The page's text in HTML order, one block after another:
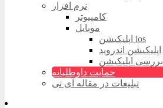
نرم افزار
کامپیوتر
موبایل
اپلیکیشن ios
اپلیکیشن اندروید
بررسی اپلیکیشن
حمایت داوطلبانه
تبلیغات در مقاله آی تی